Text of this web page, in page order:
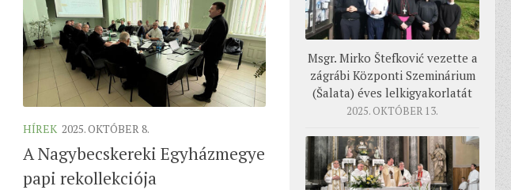
HÍREK 2025. OKTÓBER 8.
A Nagybecskereki Egyházmegye
papi rekollekciója
Msgr. Mirko Štefković vezette a
zágrábi Központi Szeminárium
(Šalata) éves lelkigyakorlatát
2025. OKTÓBER 13.